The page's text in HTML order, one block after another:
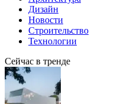
Дизайн
Новости
Строительство
Технологии
Сейчас в тренде